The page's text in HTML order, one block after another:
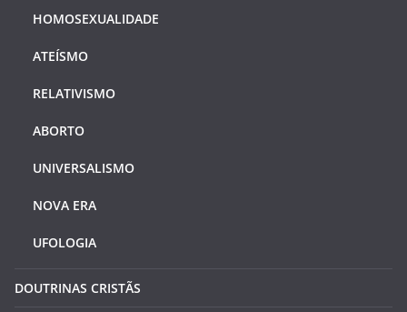
HOMOSEXUALIDADE
ATEÍSMO
RELATIVISMO
ABORTO
UNIVERSALISMO
NOVA ERA
UFOLOGIA
DOUTRINAS CRISTÃS